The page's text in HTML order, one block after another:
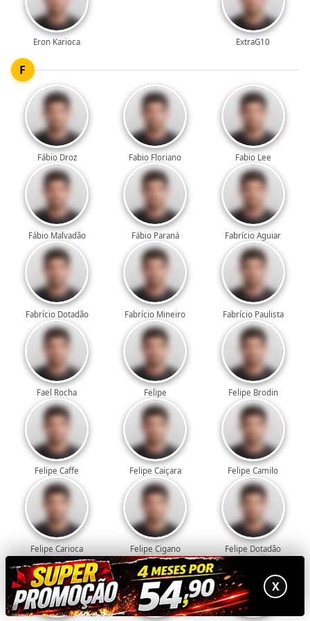
Eron Karioca ExtraG10
F
Fábio Droz Fabio Floriano Fabio Lee
Fábio Malvadão Fábio Paraná Fabrício Aguiar
Fabrício Dotadão Fabrício Mineiro Fabrício Paulista
Fael Rocha Felipe Felipe Brodin
Felipe Caffe Felipe Caiçara Felipe Camilo
Felipe Carioca Felipe Cigano Felipe Dotadão
X